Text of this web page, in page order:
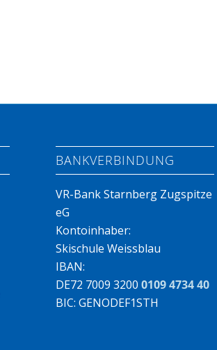
BANKVERBINDUNG
VR-Bank Starnberg Zugspitze
eG
Kontoinhaber:
Skischule Weissblau
IBAN:
DE72 7009 32000109 4734 40
BIC: GENODEF1STH